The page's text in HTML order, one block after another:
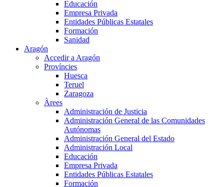
Educación
Empresa Privada
Entidades Públicas Estatales
Formación
Sanidad
Aragón
Accedir a Aragón
Províncies
Huesca
Teruel
Zaragoza
Àrees
Administración de Justicia
Administración General de las Comunidades
Autónomas
Administración General del Estado
Administración Local
Educación
Empresa Privada
Entidades Públicas Estatales
Formación